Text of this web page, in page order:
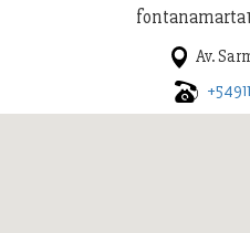
Av.